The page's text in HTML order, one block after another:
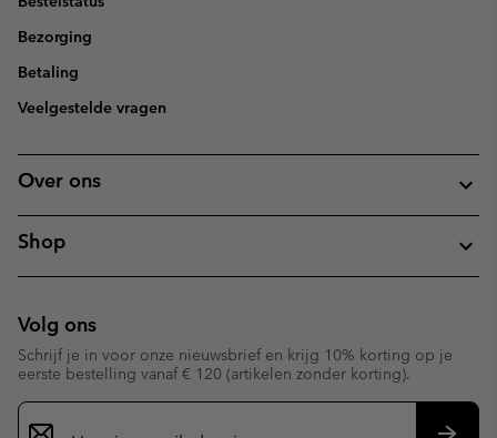
Bezorging
Betaling
Veelgestelde vragen
Over ons
Shop
Volg ons
Schrijf je in voor onze nieuwsbrief en krijg 10% korting op je
eerste bestelling vanaf € 120 (artikelen zonder korting).
Aanmelden